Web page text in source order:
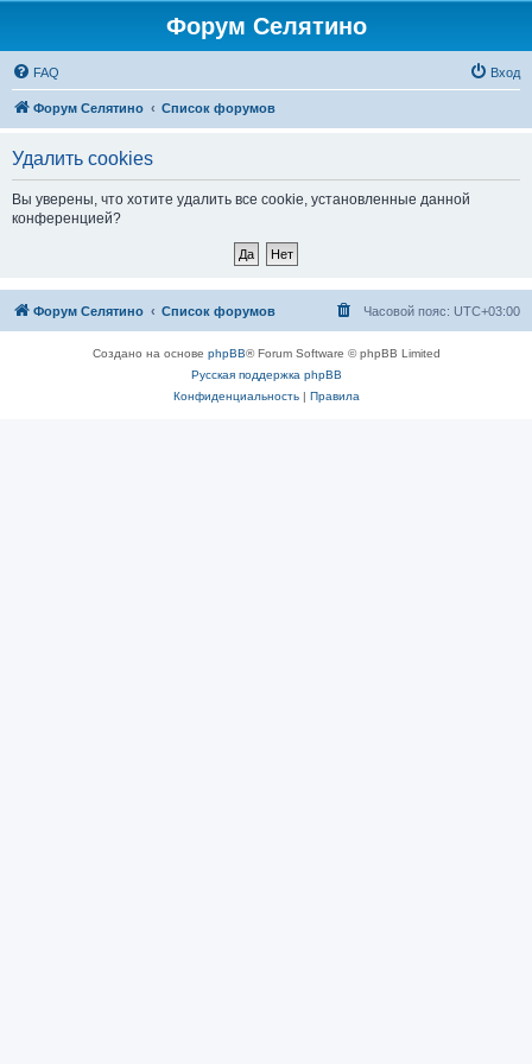
Форум Селятино
FAQ Вход
Форум Селятино Список форумов
Удалить cookies
Вы уверены, что хотите удалить все cookie, установленные данной
конференцией?
Форум Селятино Список форумов Часовой пояс: UTC+03:00
Создано на основе phpBB® Forum Software © phpBB Limited
Русская поддержка phpBB
Конфиденциальность| Правила